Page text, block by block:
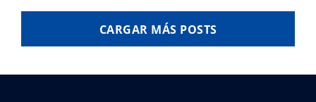
CARGAR MÁS POSTS